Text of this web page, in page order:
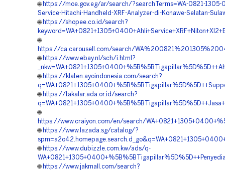
🌐 https://moe.gov.eg/ar/search/?searchTerms=WA-0821-
Service-Hitachi-Handheld-XRF-Analyzer-di-Konawe-Selatan-
🌐 https://shopee.co.id/search?
🌐
https://ca.carousell.com/search/
🌐 https://www.ebay.nl/sch/i.html?
🌐 https://klaten.ayoindonesia.com/search?
🌐 https://takalar.ada.or.id/search?
🌐
https://www.craiyon.com/en/search/
🌐 https://www.lazada.sg/catalog/?
🌐 https://www.dubizzle.com.kw/ads/q-
🌐 https://www.jakmall.com/search?